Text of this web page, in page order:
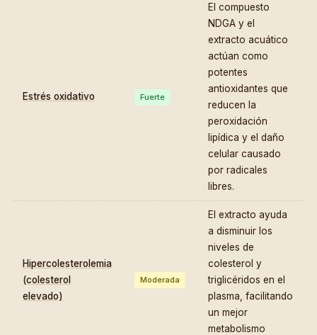
Estrés oxidativo Fuerte
El compuesto
NDGA y el
extracto acuático
actúan como
potentes
antioxidantes que
reducen la
peroxidación
lipídica y el daño
celular causado
por radicales
libres.
Hipercolesterolemia
(colesterol
elevado)
Moderada
El extracto ayuda
a disminuir los
niveles de
colesterol y
triglicéridos en el
plasma, facilitando
un mejor
metabolismo